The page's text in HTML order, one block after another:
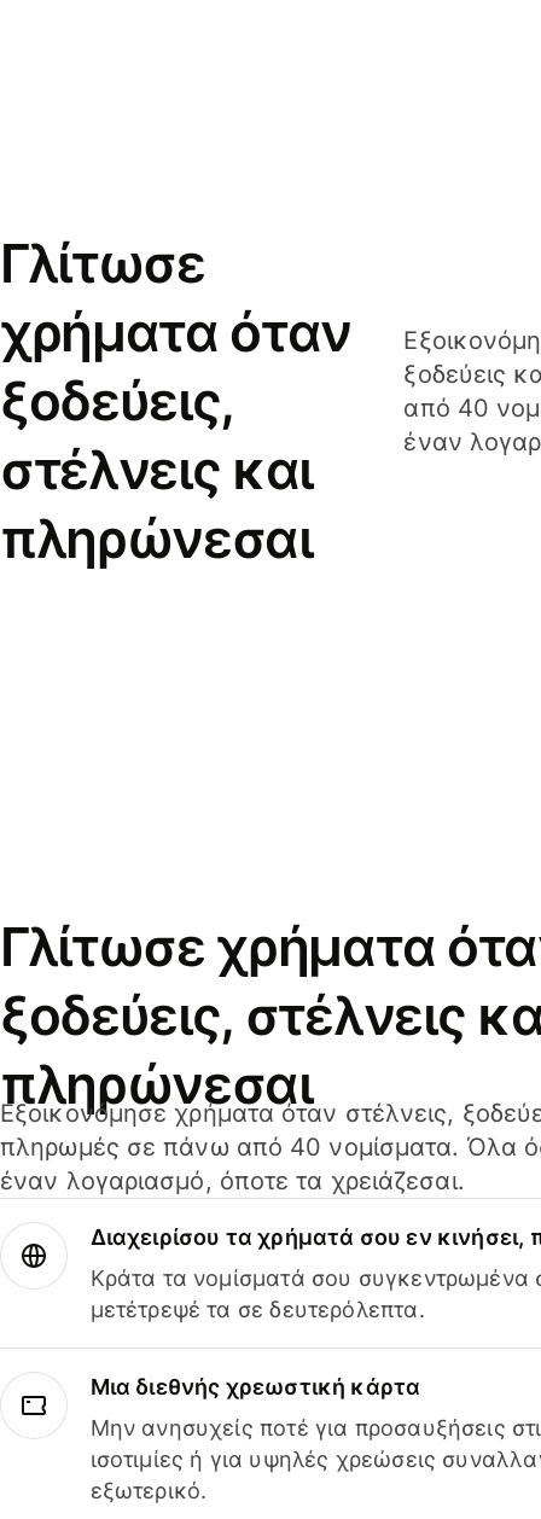
Γλίτωσε
χρήματα όταν
ξοδεύεις,
στέλνεις και
πληρώνεσαι
ξοδεύεις
από 40
έναν
Γλίτωσε χρήματα
ξοδεύεις, στέλνεις
πληρώνεσαι
Εξοικονόμησε χρήματα όταν στέλνεις,
πληρωμές σε πάνω από 40 νομίσματα. Όλα
έναν λογαριασμό, όποτε τα χρειάζεσαι.
Διαχειρίσου τα χρήματά σου εν
Κράτα τα νομίσματά σου συγκεντρωμένα
μετέτρεψέ τα σε δευτερόλεπτα.
Μια διεθνής χρεωστική κάρτα
Μην ανησυχείς ποτέ για προσαυξήσεις
ισοτιμίες ή για υψηλές χρεώσεις
εξωτερικό.